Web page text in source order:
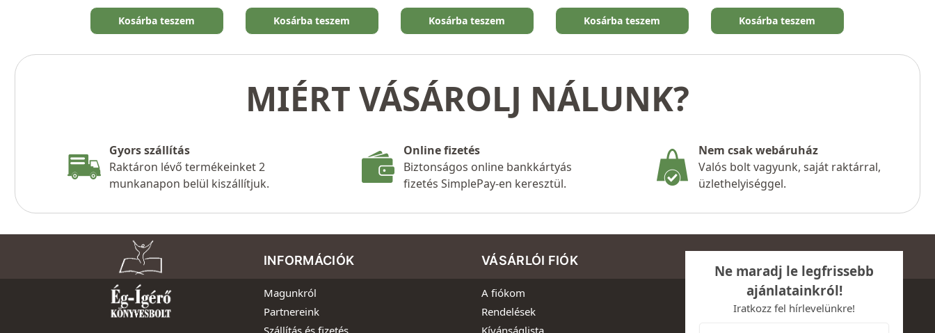
Kosárba teszem Kosárba teszem Kosárba teszem Kosárba teszem Kosárba teszem
MIÉRT VÁSÁROLJ NÁLUNK?
Gyors szállítás
Raktáron lévő termékeinket 2
munkanapon belül kiszállítjuk.
Online fizetés
Biztonságos online bankkártyás
fizetés SimplePay-en keresztül.
Nem csak webáruház
Valós bolt vagyunk, saját raktárral,
üzlethelyiséggel.
INFORMÁCIÓK
Magunkról
Partnereink
VÁSÁRLÓI FIÓK
A fiókom
Rendelések
Ne maradj le legfrissebb
ajánlatainkról!
Iratkozz fel hírlevelünkre!